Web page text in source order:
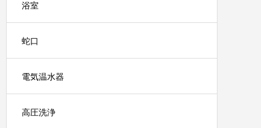
浴室
蛇口
電気温水器
高圧洗浄